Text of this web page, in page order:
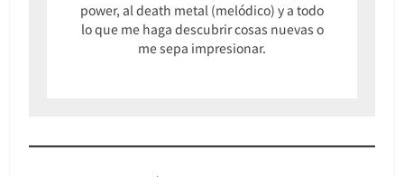
power, al death metal (melódico) y a todo
lo que me haga descubrir cosas nuevas o
me sepa impresionar.